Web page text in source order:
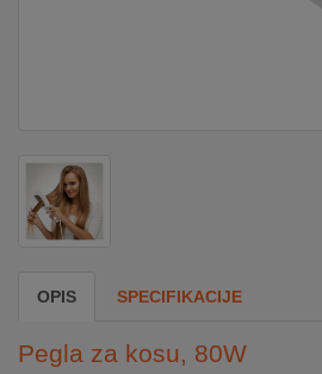
KLIMATIZACIJA
&
OPIS SPECIFIKACIJE
Pegla za kosu, 80W